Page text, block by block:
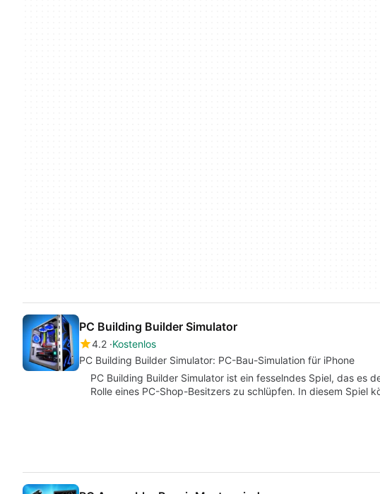
PC Building Builder Simulator
4.2 Kostenlos
PC Building Builder Simulator: PC-Bau-Simulation für iPhone
PC Building Builder Simulator ist ein fesselndes Spiel, das es
Rolle eines PC-Shop-Besitzers zu schlüpfen. In diesem Spiel